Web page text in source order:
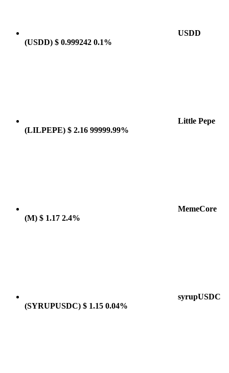
USDD
(USDD) $ 0.999242 0.1%
Little Pepe
(LILPEPE) $ 2.16 99999.99%
MemeCore
(M) $ 1.17 2.4%
syrupUSDC
(SYRUPUSDC) $ 1.15 0.04%